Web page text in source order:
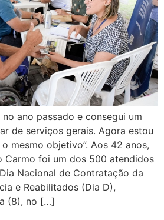
ano passado e consegui um
de serviços gerais. Agora estou
mesmo objetivo”. Aos 42 anos,
Carmo foi um dos 500 atendidos
Nacional de Contratação da
e Reabilitados (Dia D),
(8), no […]